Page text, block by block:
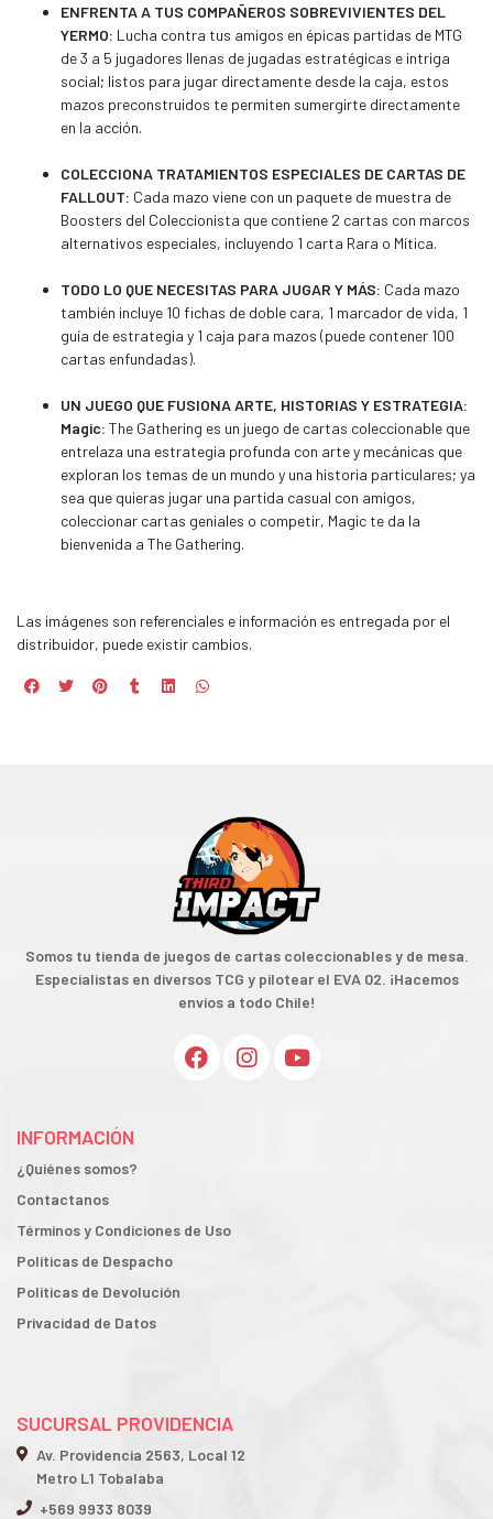
ENFRENTA A TUS COMPAÑEROS SOBREVIVIENTES DEL
YERMO: Lucha contra tus amigos en épicas partidas de MTG
de 3 a 5 jugadores llenas de jugadas estratégicas e intriga
social; listos para jugar directamente desde la caja, estos
mazos preconstruidos te permiten sumergirte directamente
en la acción.
COLECCIONA TRATAMIENTOS ESPECIALES DE CARTAS DE
FALLOUT: Cada mazo viene con un paquete de muestra de
Boosters del Coleccionista que contiene 2 cartas con marcos
alternativos especiales, incluyendo 1 carta Rara o Mítica.
TODO LO QUE NECESITAS PARA JUGAR Y MÁS: Cada mazo
también incluye 10 fichas de doble cara, 1 marcador de vida, 1
guía de estrategia y 1 caja para mazos (puede contener 100
cartas enfundadas).
UN JUEGO QUE FUSIONA ARTE, HISTORIAS Y ESTRATEGIA:
Magic: The Gathering es un juego de cartas coleccionable que
entrelaza una estrategia profunda con arte y mecánicas que
exploran los temas de un mundo y una historia particulares; ya
sea que quieras jugar una partida casual con amigos,
coleccionar cartas geniales o competir, Magic te da la
bienvenida a The Gathering.
Las imágenes son referenciales e información es entregada por el
distribuidor, puede existir cambios.
Somos tu tienda de juegos de cartas coleccionables y de mesa.
Especialistas en diversos TCG y pilotear el EVA 02. ¡Hacemos
envíos a todo Chile!
INFORMACIÓN
¿Quiénes somos?
Contactanos
Términos y Condiciones de Uso
Políticas de Despacho
Políticas de Devolución
Privacidad de Datos
SUCURSAL PROVIDENCIA
Av. Providencia 2563, Local 12
Metro L1 Tobalaba
+569 9933 8039